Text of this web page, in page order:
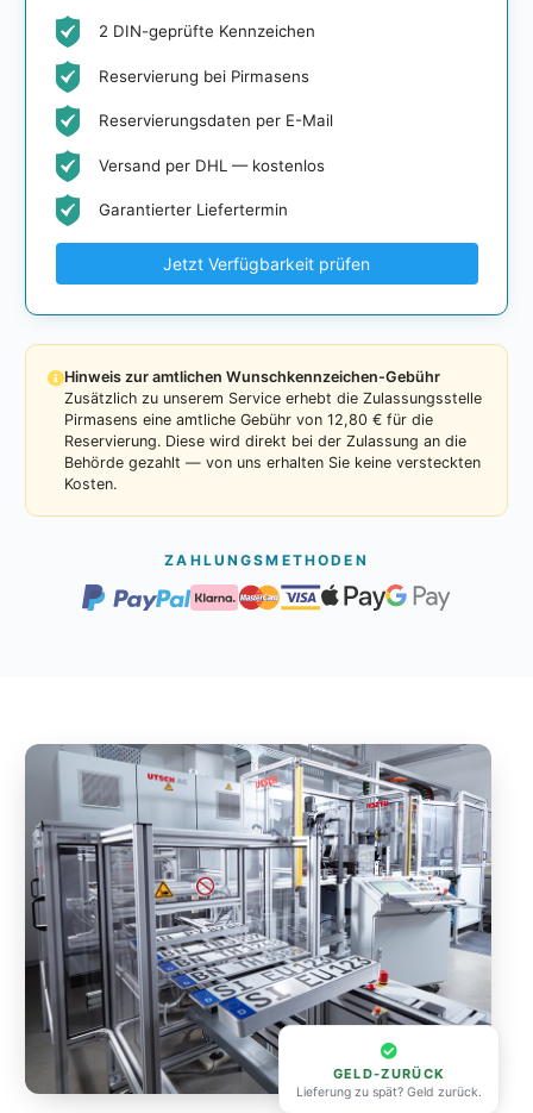
2 DIN-geprüfte Kennzeichen
Reservierung bei Pirmasens
Reservierungsdaten per E-Mail
Versand per DHL — kostenlos
Garantierter Liefertermin
Jetzt Verfügbarkeit prüfen
Hinweis zur amtlichen Wunschkennzeichen-Gebühr
Zusätzlich zu unserem Service erhebt die Zulassungsstelle
Pirmasens eine amtliche Gebühr von 12,80 € für die
Reservierung. Diese wird direkt bei der Zulassung an die
Behörde gezahlt — von uns erhalten Sie keine versteckten
Kosten.
ZAHLUNGSMETHODEN
GELD-ZURÜCK
Lieferung zu spät? Geld zurück.